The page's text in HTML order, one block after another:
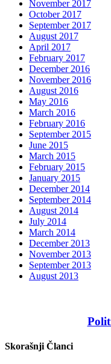
November 2017
October 2017
September 2017
August 2017
April 2017
February 2017
December 2016
November 2016
August 2016
May 2016
March 2016
February 2016
September 2015
June 2015
March 2015
February 2015
January 2015
December 2014
September 2014
August 2014
July 2014
March 2014
December 2013
November 2013
September 2013
August 2013
Skorašnji Članci